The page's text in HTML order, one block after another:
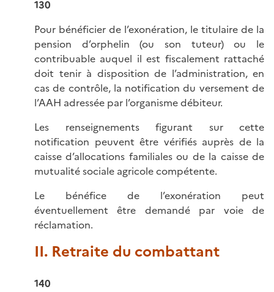
130
Pour bénéficier de l’exonération, le titulaire de la
pension d’orphelin (ou son tuteur) ou le
contribuable auquel il est fiscalement rattaché
doit tenir à disposition de l’administration, en
cas de contrôle, la notification du versement de
l’AAH adressée par l’organisme débiteur.
Les renseignements figurant sur cette
notification peuvent être vérifiés auprès de la
caisse d’allocations familiales ou de la caisse de
mutualité sociale agricole compétente.
Le bénéfice de l’exonération peut
éventuellement être demandé par voie de
réclamation.
II. Retraite du combattant
140